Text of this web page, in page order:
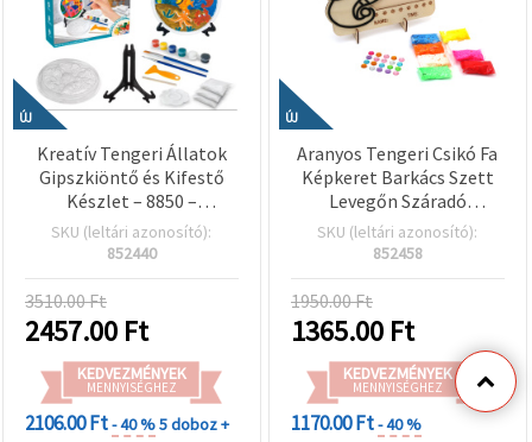
ÚJ
Kreatív Tengeri Állatok
Gipszkiöntő és Kifestő
Készlet – 8850 –
Tökéletes Gyerek
Kézműves
Kreatív Játékhoz
SKU (leltári azonosító):
852440
3510.00 Ft
2457.00 Ft
KEDVEZMÉNYEK
MENNYISÉGHEZ
2106.00 Ft- 40 %5 doboz +
ÚJ
Aranyos Tengeri Csikó Fa
Képkeret Barkács Szett
Levegőn Száradó
Modellezőgyurmával és
Öntapadós Kristályokkal
Kézműves DIY
Dekorációhoz
SKU (leltári azonosító):
852458
1950.00 Ft
1365.00 Ft
KEDVEZMÉNYEK
MENNYISÉGHEZ
1170.00 Ft- 40 %